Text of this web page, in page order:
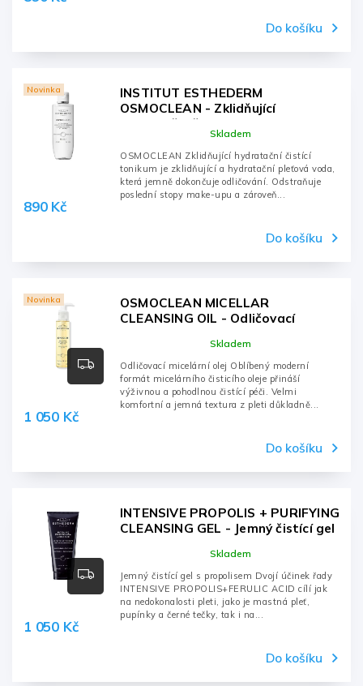
Do košíku
Novinka
INSTITUT ESTHEDERM
OSMOCLEAN - Zklidňující
hydratační čistící tonikum 200 ml
Skladem
890 Kč
Do košíku
OSMOCLEAN Zklidňující hydratační čistící
tonikum je zklidňující a hydratační pleťová voda,
která jemně dokončuje odličování. Odstraňuje
poslední stopy make-upu a zároveň...
Novinka
OSMOCLEAN MICELLAR
CLEANSING OIL - Odličovací
Skladem
1 050 Kč
Do košíku
Odličovací micelární olej Oblíbený moderní
formát micelárního čisticího oleje přináší
výživnou a pohodlnou čistící péči. Velmi
komfortní a jemná textura z pleti důkladně...
INTENSIVE PROPOLIS + PURIFYING
CLEANSING GEL - Jemný čistící gel
Skladem
1 050 Kč
Do košíku
Jemný čistící gel s propolisem Dvojí účinek řady
INTENSIVE PROPOLIS+FERULIC ACID cílí jak
na nedokonalosti pleti, jako je mastná pleť,
pupínky a černé tečky, tak i na...